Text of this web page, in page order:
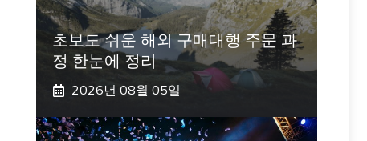
초보도 쉬운 해외 구매대행 주문 과
정 한눈에 정리
2026년 08월 05일